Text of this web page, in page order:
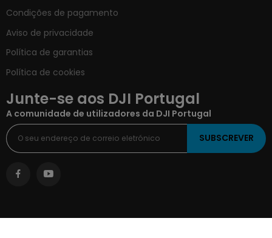
Condições de pagamento
Aviso de privacidade
Política de garantias
Política de cookies
Junte-se aos DJI Portugal
A comunidade de utilizadores da DJI Portugal
SUBSCREVER